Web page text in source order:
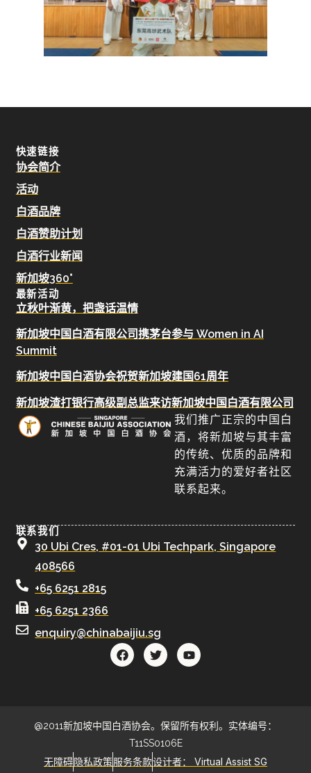
快速链接
协会简介
活动
白酒品牌
白酒赞助计划
白酒行业新闻
新加坡360°
最新活动
立秋叶渐黄，把盏话温情
新加坡中国白酒有限公司携茅台参与 Women in AI
Summit
新加坡中国白酒协会祝贺新加坡建国61周年
新加坡渣打银行高级副总监来访新加坡中国白酒有限公司
我们推广正宗的中国白
酒，将新加坡与其丰富
的传统、优质的品牌和
充满活力的爱好者社区
联系起来。
联系我们
30 Ubi Cres, #01-01 Ubi Techpark, Singapore
408566
+65 6251 2815
+65 6251 2366
enquiry@chinabaijiu.sg
@2011新加坡中国白酒协会。保留所有权利。实体编号：
T11SS0106E
无障碍隐私政策服务条款设计者： Virtual Assist SG